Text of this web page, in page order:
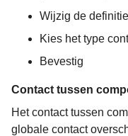
Wijzig de definitie
Kies het type
Bevestig
Contact tussen
Het contact tussen
globale contact